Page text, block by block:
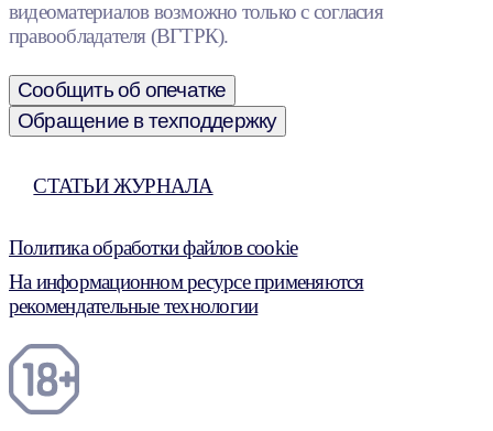
видеоматериалов возможно только с согласия
правообладателя (ВГТРК).
Сообщить об опечатке
Обращение в техподдержку
СТАТЬИ ЖУРНАЛА
Политика обработки файлов cookie
На информационном ресурсе применяются
рекомендательные технологии